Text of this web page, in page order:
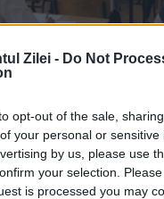
Zilei - Do Not
opt-out of the sale,
your personal or
by us, please use
your selection.
is processed you may
2026,
probelor scrise și
candidați